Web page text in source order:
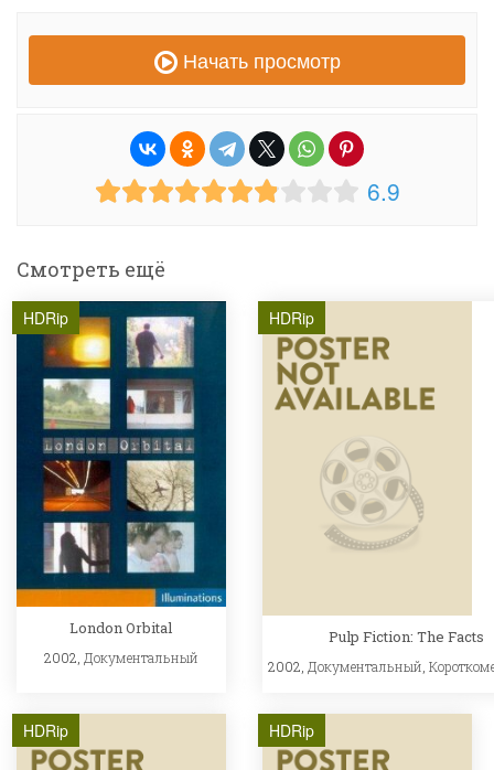
Начать просмотр
6.9
Смотреть ещё
HDRip
London Orbital
2002, Документальный
HDRip
Pulp Fiction: The Facts
2002, Документальный ,
HDRip HDRip